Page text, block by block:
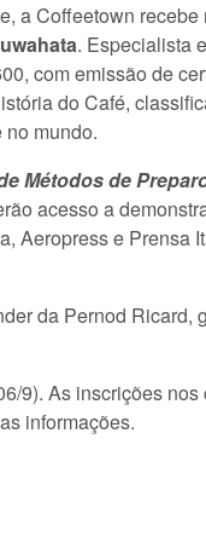
a Coffeetown
. Especialista
com emissão de
do Café,
mundo.
Métodos de
acesso a
Aeropress e Prensa
da Pernod Ricard,
9). As inscrições
informações.